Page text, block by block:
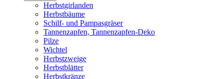
Herbstgirlanden
Herbstbäume
Schilf- und Pampasgräser
Tannenzapfen, Tannenzapfen-Deko
Pilze
Wichtel
Herbstzweige
Herbstblätter
Herbstkränze